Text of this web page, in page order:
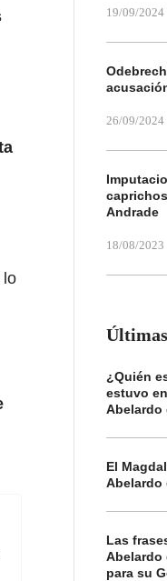
lo
19/09/2024
26/09/2024
Andrade
18/08/2023
¿Quién
estuvo
Abelardo
El
Abelardo
Las
Abelardo
para su